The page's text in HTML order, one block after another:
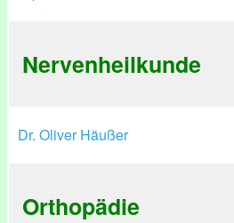
Nervenheilkunde
Dr. Oliver Häußer
Orthopädie